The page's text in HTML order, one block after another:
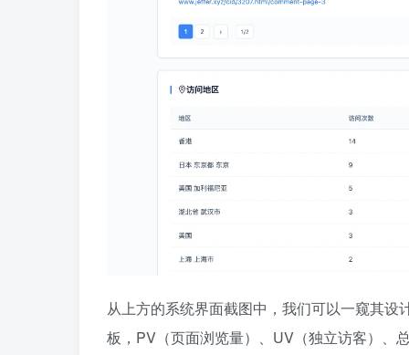
从上方的系统界面截图中，我们可以一窥其设
板，PV（页面浏览量）、UV（独立访客）、